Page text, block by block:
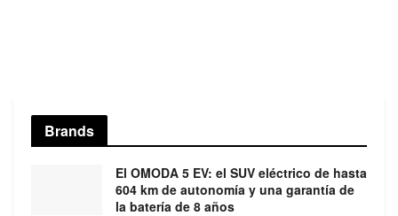
Brands
El OMODA 5 EV: el SUV eléctrico de hasta
604 km de autonomía y una garantía de
la batería de 8 años